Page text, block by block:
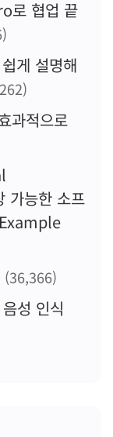
로 협업 끝
게 설명해
과적으로
능한 소프
(36,366)
성 인식